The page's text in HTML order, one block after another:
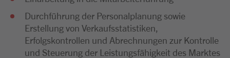
Durchführung der Personalplanung sowie
Erstellung von Verkaufsstatistiken,
Erfolgskontrollen und Abrechnungen zur Kontrolle
und Steuerung der Leistungsfähigkeit des Marktes